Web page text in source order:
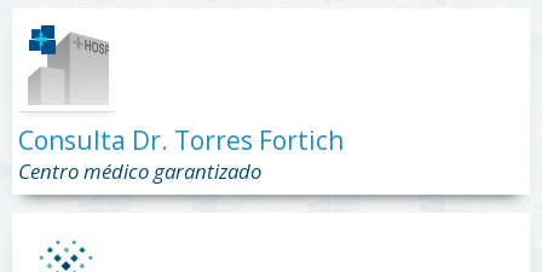
Consulta Dr. Torres Fortich
Centro médico garantizado